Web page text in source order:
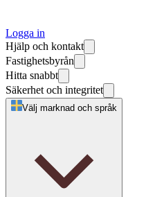
Logga in
Hjälp och kontakt
Fastighetsbyrån
Hitta snabbt
Säkerhet och integritet
Välj marknad och språk